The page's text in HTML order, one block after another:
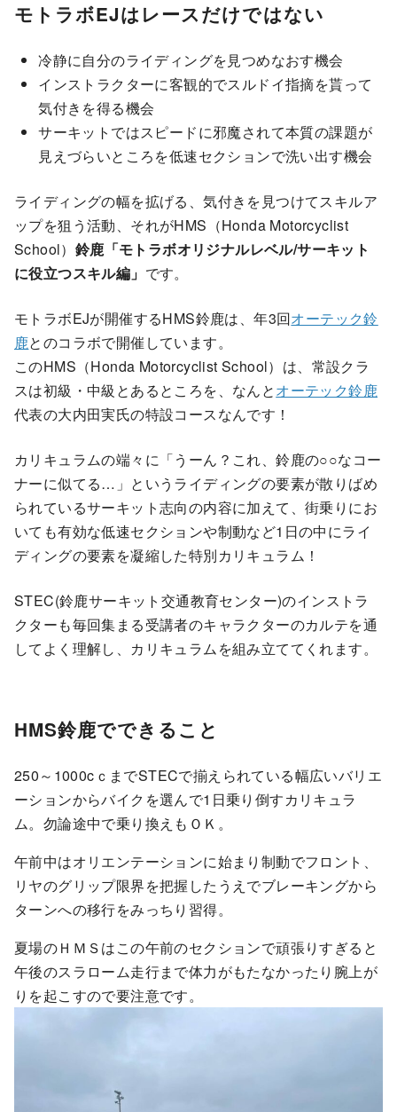
モトラボEJはレースだけではない
冷静に自分のライディングを見つめなおす機会
インストラクターに客観的でスルドイ指摘を貰って
気付きを得る機会
サーキットではスピードに邪魔されて本質の課題が
見えづらいところを低速セクションで洗い出す機会
ライディングの幅を拡げる、気付きを見つけてスキルア
ップを狙う活動、それがHMS（Honda Motorcyclist
School） 鈴鹿「モトラボオリジナルレベル/サーキット
に役立つスキル編」 です。
モトラボEJが開催するHMS鈴鹿は、年3回オーテック鈴
鹿とのコラボで開催しています。
このHMS（Honda Motorcyclist School）は、常設クラ
スは初級・中級とあるところを、なんとオーテック鈴鹿
代表の大内田実氏の特設コースなんです！
カリキュラムの端々に「うーん？これ、鈴鹿の○○なコー
ナーに似てる…」というライディングの要素が散りばめ
られているサーキット志向の内容に加えて、街乗りにお
いても有効な低速セクションや制動など1日の中にライ
ディングの要素を凝縮した特別カリキュラム！
STEC(鈴鹿サーキット交通教育センター)のインストラ
クターも毎回集まる受講者のキャラクターのカルテを通
してよく理解し、カリキュラムを組み立ててくれます。
HMS鈴鹿でできること
250～1000cｃまでSTECで揃えられている幅広いバリエ
ーションからバイクを選んで1日乗り倒すカリキュラ
ム。勿論途中で乗り換えもＯＫ。
午前中はオリエンテーションに始まり制動でフロント、
リヤのグリップ限界を把握したうえでブレーキングから
ターンへの移行をみっちり習得。
夏場のＨＭＳはこの午前のセクションで頑張りすぎると
午後のスラローム走行まで体力がもたなかったり腕上が
りを起こすので要注意です。